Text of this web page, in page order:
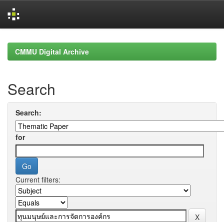
navigationCMMU Digital Archive
Search
Search:
for
Current filters: